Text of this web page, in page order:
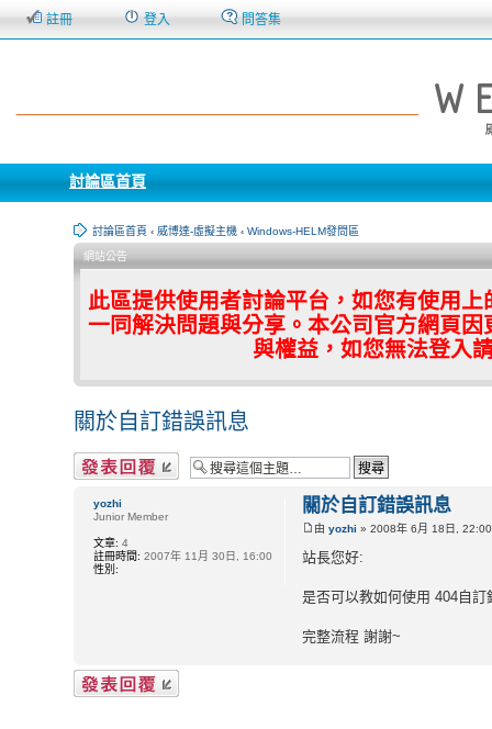
註冊 登入 問答集
討論區首頁
討論區首頁 ‹ 威博達-虛擬主機 ‹ Windows-HELM發問區
網站公告
此區提供使用者討論平台，如您有使用
一同解決問題與分享。本公司官方網頁
與權益，如您無法登入
關於自訂錯誤訊息
發表回覆
關於自訂錯誤訊息
由yozhi » 2008年 6月 18日, 22:00
站長您好:
是否可以教如何使用 404自訂
完整流程 謝謝~
yozhi
Junior Member
文章: 4
註冊時間: 2007年 11月 30日, 16:00
性別:
發表回覆